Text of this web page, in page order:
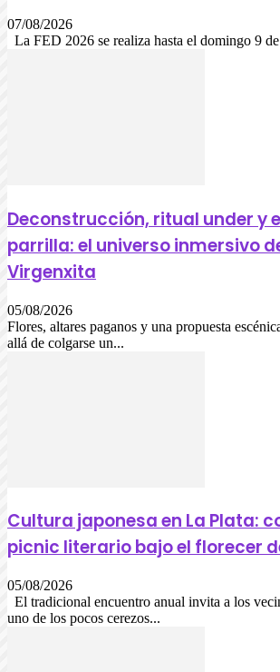
07/08/2026
La FED 2026 se realiza hasta el domingo 9
Deconstrucción, ritual under y
parrilla: el universo inmersivo
Virgenxita
05/08/2026
Flores, altares paganos y una propuesta
allá de colgarse un...
Cultura japonesa en La Plata:
picnic literario bajo el florecer
05/08/2026
El tradicional encuentro anual invita a los
uno de los pocos cerezos...